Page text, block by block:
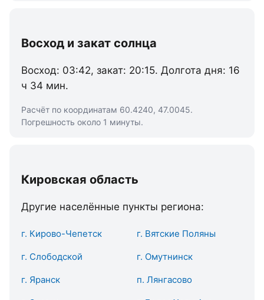
Восход и закат солнца
Восход: 03:42, закат: 20:15. Долгота дня: 16
ч 34 мин.
Расчёт по координатам 60.4240, 47.0045.
Погрешность около 1 минуты.
Кировская область
Другие населённые пункты региона:
г. Кирово-Чепетск г. Вятские Поляны
г. Слободской г. Омутнинск
г. Яранск п. Лянгасово